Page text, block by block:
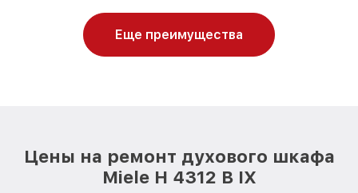
Еще преимущества
Цены на ремонт духового шкафа
Miele H 4312 B IX